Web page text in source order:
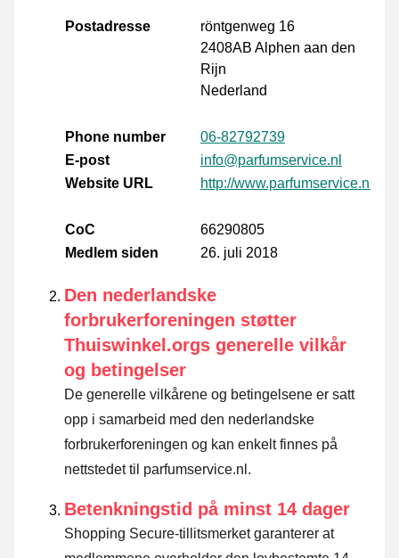
Postadresse
röntgenweg 16
2408AB Alphen aan den
Rijn
Nederland
Phone number
06-82792739
E-post
info@parfumservice.nl
Website URL
http://www.parfumservice.nl
CoC
66290805
Medlem siden
26. juli 2018
Den nederlandske
forbrukerforeningen støtter
Thuiswinkel.orgs generelle vilkår
og betingelser
De generelle vilkårene og betingelsene er satt
opp i samarbeid med den nederlandske
forbrukerforeningen og kan enkelt finnes på
nettstedet til parfumservice.nl.
Betenkningstid på minst 14 dager
Shopping Secure-tillitsmerket garanterer at